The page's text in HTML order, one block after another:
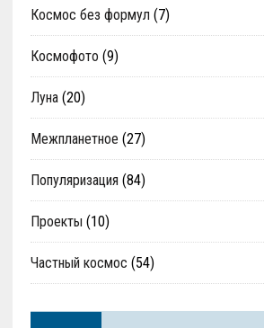
Космос без формул (7)
Космофото (9)
Луна(20)
Межпланетное (27)
Популяризация (84)
Проекты (10)
Частный космос (54)